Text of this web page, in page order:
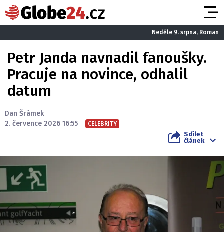
Neděle 9. srpna, Roman
Petr Janda navnadil fanoušky.
Pracuje na novince, odhalil
datum
Dan Šrámek
2. července 2026 16:55
CELEBRITY
Sdílet
článek